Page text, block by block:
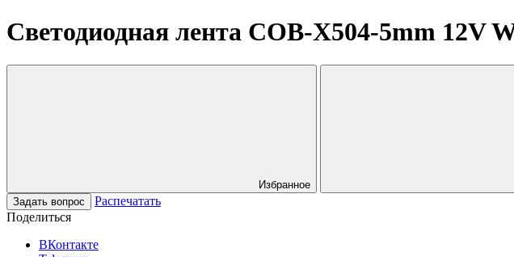
Светодиодная лента COB-X504-5mm 12V
Избранное
Задать вопрос
Распечатать
Поделиться
ВКонтакте